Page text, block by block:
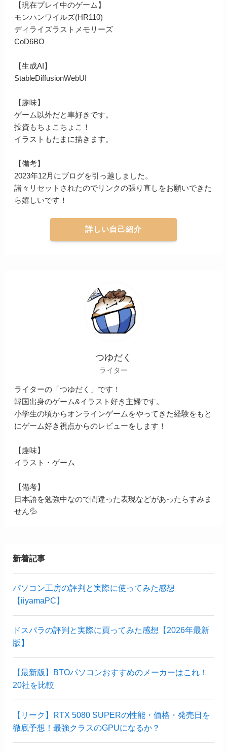
【現在プレイ中のゲーム】
モンハンワイルズ(HR110)
ディライズラストメモリーズ
CoD6BO
【生成AI】
StableDiffusionWebUI
【趣味】
ゲーム以外だと車好きです。
投資もちょこちょこ！
イラストもたまに描きます。
【備考】
2023年12月にブログを引っ越しました。
諸々リセットされたのでリンクの張り直しをお願いできた
ら嬉しいです！
詳しい自己紹介
つゆだく
ライター
ライターの「つゆだく」です！
韓国出身のゲーム&イラスト好き主婦です。
小学生の頃からオンラインゲームをやってきた経験をもと
にゲーム好き視点からのレビューをします！
【趣味】
イラスト・ゲーム
【備考】
日本語を勉強中なので間違った表現などがあったらすみま
せん💦
新着記事
パソコン工房の評判と実際に使ってみた感想
【iiyamaPC】
ドスパラの評判と実際に買ってみた感想【2026年最新
版】
【最新版】BTOパソコンおすすめのメーカーはこれ！
20社を比較
【リーク】RTX 5080 SUPERの性能・価格・発売日を
徹底予想！最強クラスのGPUになるか？